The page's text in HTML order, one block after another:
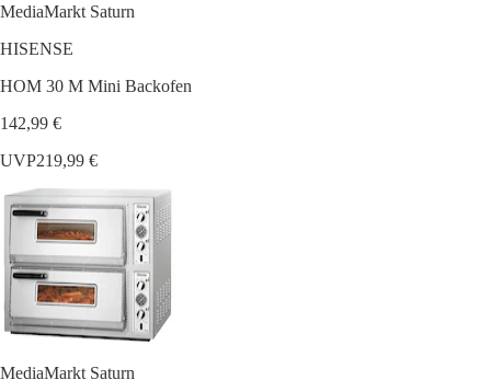
MediaMarkt Saturn
HISENSE
HOM 30 M Mini Backofen
142,99 €
UVP219,99 €
MediaMarkt Saturn